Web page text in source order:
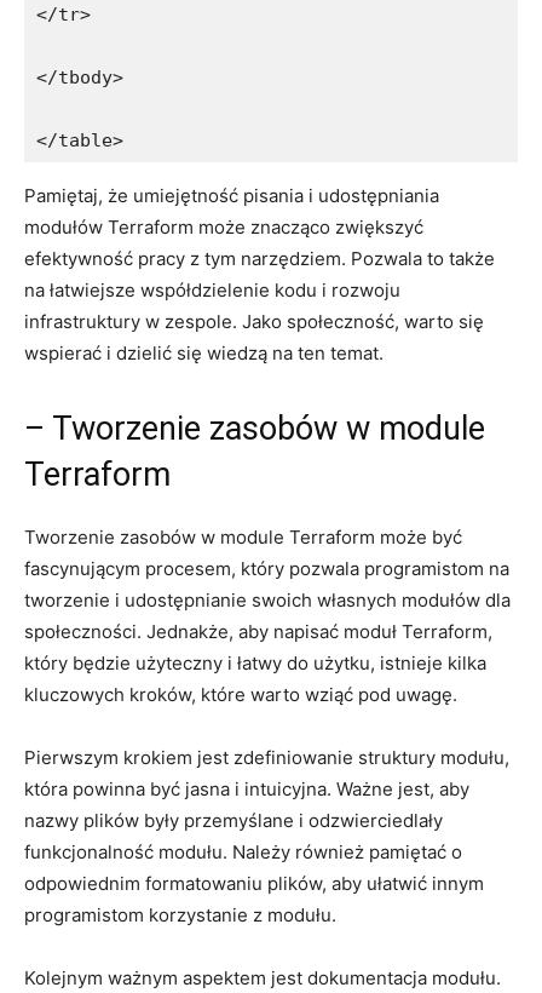
</tr>
</tbody>
</table>
Pamiętaj, że umiejętność​ pisania i udostępniania
modułów Terraform ⁤może ⁢znacząco zwiększyć
efektywność‍ pracy⁣ z ⁤tym narzędziem. ⁣Pozwala to także
⁤na łatwiejsze ​współdzielenie ‌kodu i rozwoju
infrastruktury w‍ zespole. Jako społeczność, ‌warto się
wspierać i dzielić się wiedzą⁣ na ten temat.
– Tworzenie zasobów w module
Terraform
Tworzenie zasobów‍ w module Terraform może być
fascynującym​ procesem, który ‍pozwala⁣ programistom‍ na
tworzenie i udostępnianie swoich ​własnych modułów‌ dla
społeczności. Jednakże, aby napisać moduł Terraform,‌
który ⁣będzie użyteczny i łatwy do użytku, istnieje kilka
kluczowych kroków, które warto wziąć pod uwagę.
Pierwszym‌ krokiem jest zdefiniowanie ​struktury modułu,
która powinna być⁣ jasna i intuicyjna.‍ Ważne jest, aby
nazwy⁤ plików były przemyślane⁢ i ‍odzwierciedlały
funkcjonalność modułu. Należy również pamiętać o
odpowiednim formatowaniu plików, aby ułatwić‍ innym
programistom korzystanie z modułu.
Kolejnym ważnym‌ aspektem jest dokumentacja modułu.